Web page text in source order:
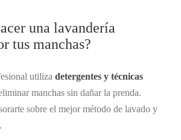
una lavandería
tus manchas?
utiliza detergentes y técnicas
manchas sin dañar la prenda.
sobre el mejor método de lavado y